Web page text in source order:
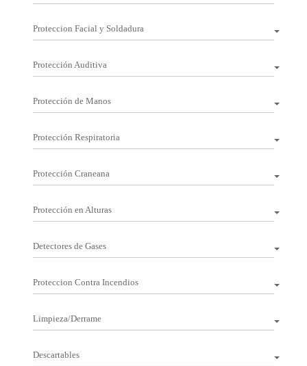
Proteccion Facial y Soldadura
Protección Auditiva
Protección de Manos
Protección Respiratoria
Protección Craneana
Protección en Alturas
Detectores de Gases
Proteccion Contra Incendios
Limpieza/Derrame
Descartables